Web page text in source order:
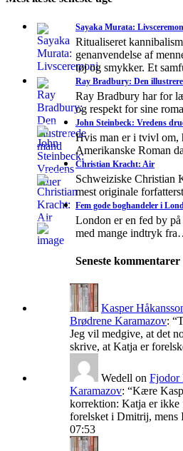
Sayaka Murata:
Ritualiseret
genanvendelse af
tøj og smykker. Et
Ray Bradbury: Den
Ray Bradbury har for
og respekt for sine
John Steinbeck: Vredens
Hvis man er i tvivl om,
Amerikanske Roman
Christian Kracht: Air
Schweiziske Christian
mest originale
Fem gode boghandeler i
London er en fed by
med mange indtryk
Seneste kommentarer
Kasper
Brødrene Karamazov: “
Jeg vil medgive, at det
skrive, at Katja er
Wedell on Fjodor
Karamazov: “Kære
korrektion: Katja er
forelsket i Dmitrij,
07:53